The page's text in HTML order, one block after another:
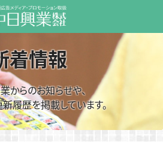
着情報
からのお知らせや、
履歴を掲載しています。